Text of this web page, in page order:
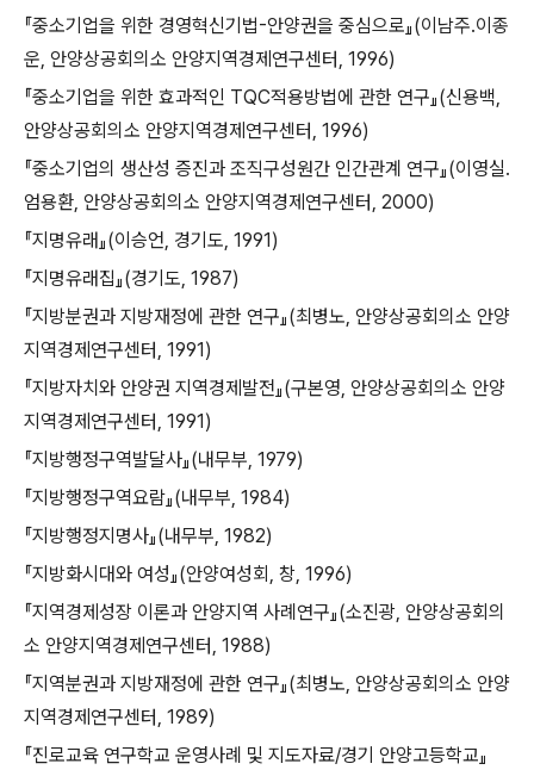
『중소기업을 위한 경영혁신기법-안양권을 중심으로』(이남주․이종
운, 안양상공회의소 안양지역경제연구센터, 1996)
『중소기업을 위한 효과적인 TQC적용방법에 관한 연구』(신용백,
안양상공회의소 안양지역경제연구센터, 1996)
『중소기업의 생산성 증진과 조직구성원간 인간관계 연구』(이영실․
엄용환, 안양상공회의소 안양지역경제연구센터, 2000)
『지명유래』(이승언, 경기도, 1991)
『지명유래집』(경기도, 1987)
『지방분권과 지방재정에 관한 연구』(최병노, 안양상공회의소 안양
지역경제연구센터, 1991)
『지방자치와 안양권 지역경제발전』(구본영, 안양상공회의소 안양
지역경제연구센터, 1991)
『지방행정구역발달사』(내무부, 1979)
『지방행정구역요람』(내무부, 1984)
『지방행정지명사』(내무부, 1982)
『지방화시대와 여성』(안양여성회, 창, 1996)
『지역경제성장 이론과 안양지역 사례연구』(소진광, 안양상공회의
소 안양지역경제연구센터, 1988)
『지역분권과 지방재정에 관한 연구』(최병노, 안양상공회의소 안양
지역경제연구센터, 1989)
『진로교육 연구학교 운영사례 및 지도자료/경기 안양고등학교』